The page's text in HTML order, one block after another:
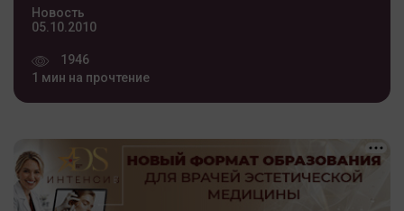
Новость
05.10.2010
1946
1 мин на прочтение